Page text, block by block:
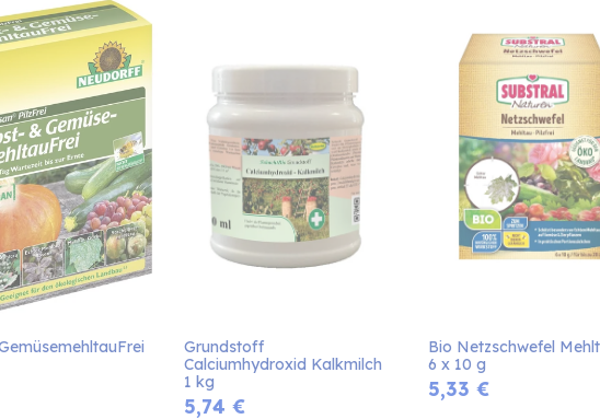
Grundstoff
Calciumhydroxid Kalkmilch
1 kg
5,74 €
Bio Netzschwefel
6 x 10 g
5,33 €